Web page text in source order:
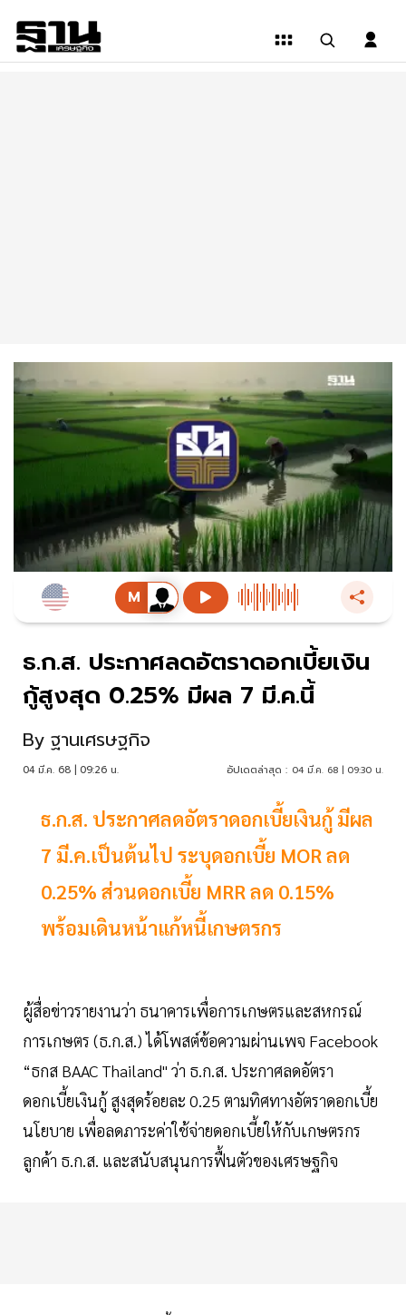
ธ.ก.ส. ประกาศลดอัตราดอกเบี้ยเงิน
กู้สูงสุด 0.25% มีผล 7 มี.ค.นี้
By ฐานเศรษฐกิจ
04 มี.ค. 68 | 09:26 น. อัปเดตล่าสุด : 04 มี.ค. 68 | 09:30 น.
ธ.ก.ส. ประกาศลดอัตราดอกเบี้ยเงินกู้ มีผล
7 มี.ค.เป็นต้นไป ระบุดอกเบี้ย MOR ลด
0.25% ส่วนดอกเบี้ย MRR ลด 0.15%
พร้อมเดินหน้าแก้หนี้เกษตรกร
ผู้สื่อข่าวรายงานว่า ธนาคารเพื่อการเกษตรและสหกรณ์
การเกษตร (ธ.ก.ส.) ได้โพสต์ข้อความผ่านเพจ Facebook
“ธกส BAAC Thailand" ว่า ธ.ก.ส. ประกาศลดอัตรา
ดอกเบี้ยเงินกู้ สูงสุดร้อยละ 0.25 ตามทิศทางอัตราดอกเบี้ย
นโยบาย เพื่อลดภาระค่าใช้จ่ายดอกเบี้ยให้กับเกษตรกร
ลูกค้า ธ.ก.ส. และสนับสนุนการฟื้นตัวของเศรษฐกิจ